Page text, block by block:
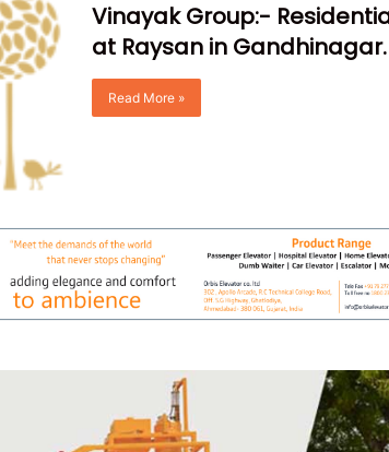
Vinayak Group:-
at Raysan in Gandhinagar.
Read More »